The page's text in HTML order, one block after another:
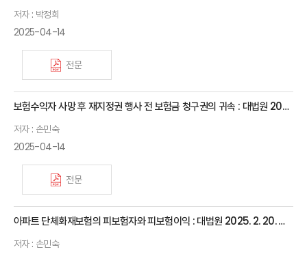
저자 : 박정희
2025-04-14
전문
보험수익자 사망 후 재지정권 행사 전 보험금 청구권의 귀속 : 대법원 2025. 2. 20. 선고 2022다306048 판결
저자 : 손민숙
2025-04-14
전문
아파트 단체화재보험의 피보험자와 피보험이익 : 대법원 2025. 2. 20. 선고 2024다210837 판결
저자 : 손민숙